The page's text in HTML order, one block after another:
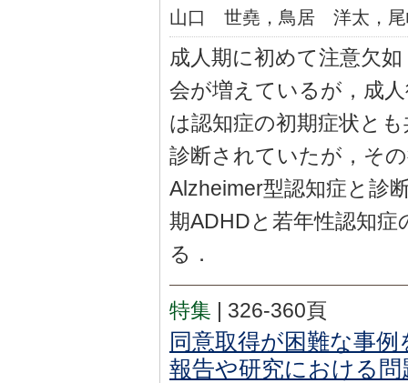
山口 世堯，鳥居 洋太，
成人期に初めて注意欠
会が増えているが，成
は認知症の初期症状と
診断されていたが，そ
Alzheimer型認知症と診
期ADHDと若年性認知
る．
特集 326-360頁
同意取得が困難な事
報告や研究における問